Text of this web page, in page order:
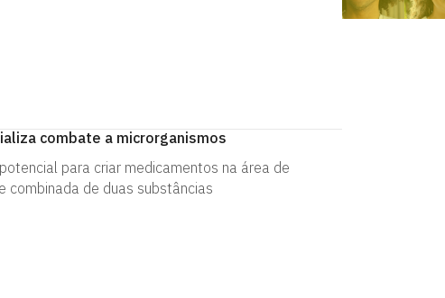
combate a microrganismos
para criar medicamentos na área de
combinada de duas substâncias